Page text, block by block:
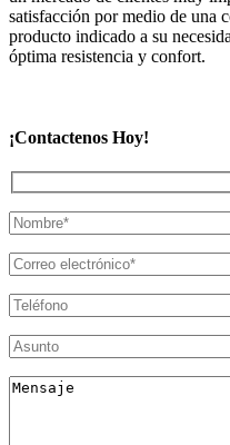
satisfacción por medio de una
producto indicado a su
óptima resistencia y confort.
¡Contactenos Hoy!